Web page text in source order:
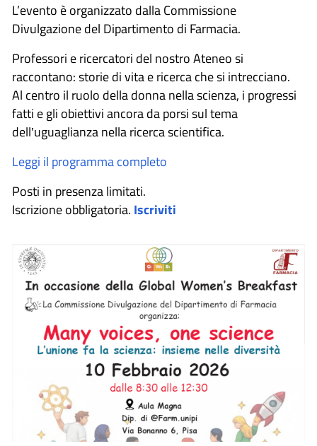
L’evento è organizzato dalla Commissione
Divulgazione del Dipartimento di Farmacia.
Professori e ricercatori del nostro Ateneo si
raccontano: storie di vita e ricerca che si intrecciano.
Al centro il ruolo della donna nella scienza, i progressi
fatti e gli obiettivi ancora da porsi sul tema
dell‛uguaglianza nella ricerca scientifica.
Leggi il programma completo
Posti in presenza limitati.
Iscrizione obbligatoria. Iscriviti